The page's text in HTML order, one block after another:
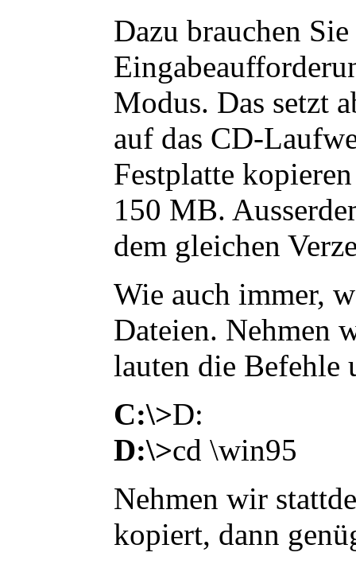
Dazu brauchen
Modus. Das setzt
auf das CD-
Festplatte
150 MB.
dem gleichen
Wie auch immer,
Dateien. Nehmen
lauten die
C:\>D:
D:\>cd \win95
Nehmen wir
kopiert, dann